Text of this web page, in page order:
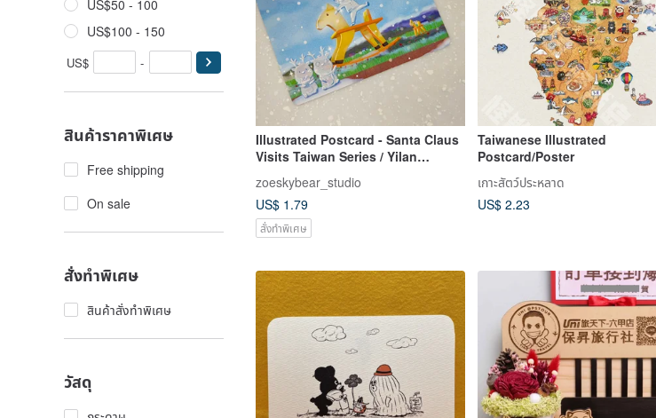
US$50 - 100
US$100 - 150
US$ -
สินค้าราคาพิเศษ
Free shipping
On sale
สั่งทำพิเศษ
สินค้าสั่งทำพิเศษ
วัสดุ
Illustrated Postcard - Santa Claus
Visits Taiwan Series / Yilan
Wooden Horse Castle
zoeskybear_studio
US$ 1.79
สั่งทำพิเศษ
Taiwanese Illustrated
Postcard/Poster
เกาะสัตว์ประหลาด
US$ 2.23